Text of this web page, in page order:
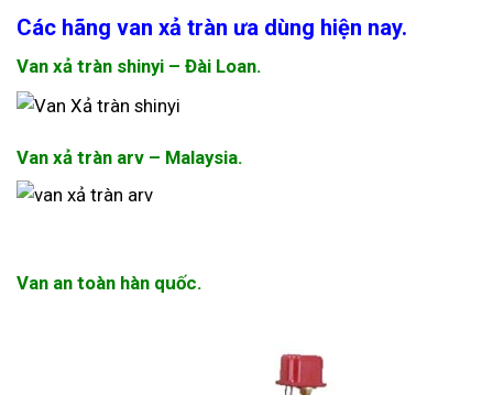
Các hãng van xả tràn ưa dùng hiện nay.
Van xả tràn shinyi – Đài Loan.
Van xả tràn arv – Malaysia.
Van an toàn hàn quốc.